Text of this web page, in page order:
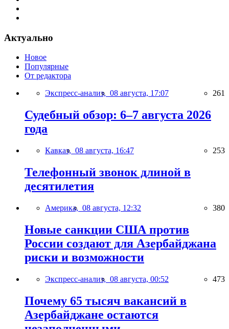
Актуально
Новое
Популярные
От редактора
Экспресс-анализ, 08 августа, 17:07 261
Судебный обзор: 6–7 августа 2026
года
Кавказ, 08 августа, 16:47 253
Телефонный звонок длиной в
десятилетия
Америка, 08 августа, 12:32 380
Новые санкции США против
России создают для Азербайджана
риски и возможности
Экспресс-анализ, 08 августа, 00:52 473
Почему 65 тысяч вакансий в
Азербайджане остаются